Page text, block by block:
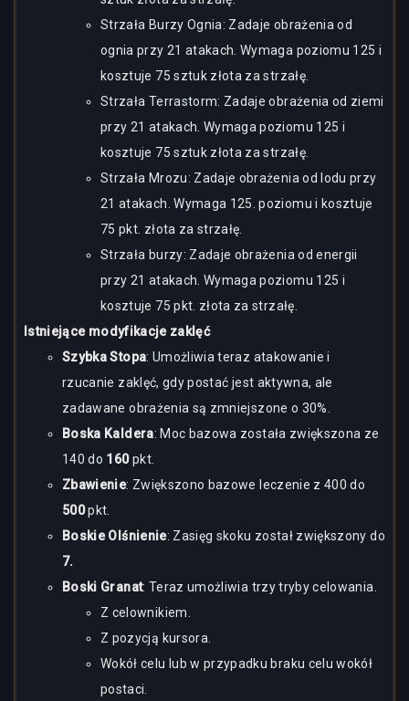
Strzała Burzy Ognia: Zadaje obrażenia od
ognia przy 21 atakach. Wymaga poziomu 125 i
kosztuje 75 sztuk złota za strzałę.
Strzała Terrastorm: Zadaje obrażenia od ziemi
przy 21 atakach. Wymaga poziomu 125 i
kosztuje 75 sztuk złota za strzałę.
Strzała Mrozu: Zadaje obrażenia od lodu przy
21 atakach. Wymaga 125. poziomu i kosztuje
75 pkt. złota za strzałę.
Strzała burzy: Zadaje obrażenia od energii
przy 21 atakach. Wymaga poziomu 125 i
kosztuje 75 pkt. złota za strzałę.
Istniejące modyfikacje zaklęć
Szybka Stopa: Umożliwia teraz atakowanie i
rzucanie zaklęć, gdy postać jest aktywna, ale
zadawane obrażenia są zmniejszone o 30%.
Boska Kaldera: Moc bazowa została zwiększona ze
140 do 160pkt.
Zbawienie: Zwiększono bazowe leczenie z 400 do
500pkt.
Boskie Olśnienie: Zasięg skoku został zwiększony do
7.
Boski Granat: Teraz umożliwia trzy tryby celowania.
Z celownikiem.
Z pozycją kursora.
Wokół celu lub w przypadku braku celu wokół
postaci.